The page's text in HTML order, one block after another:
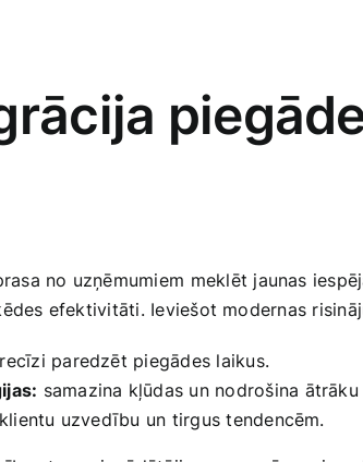
no uzņēmumiem ⁣meklēt jaunas
​efektivitāti. Ieviešot modernas
paredzēt piegādes laikus.
samazina kļūdas un nodrošina
uzvedību un tirgus tendencēm.